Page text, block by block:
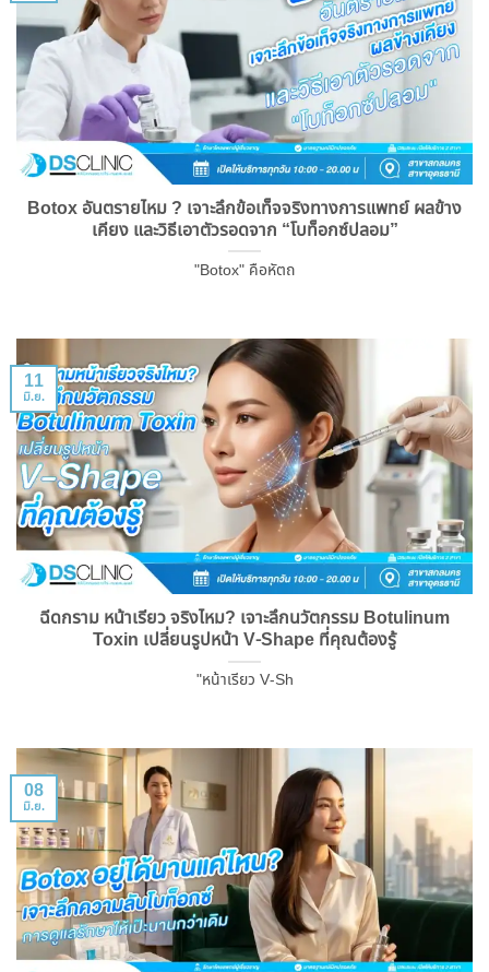
Botox อันตรายไหม ? เจาะลึกข้อเท็จจริงทางการแพทย์ ผลข้าง
เคียง และวิธีเอาตัวรอดจาก “โบท็อกซ์ปลอม”
"Botox" คือหัตถ
ฉีดกราม หน้าเรียว จริงไหม? เจาะลึกนวัตกรรม Botulinum
Toxin เปลี่ยนรูปหน้า V-Shape ที่คุณต้องรู้
"หน้าเรียว V-Sh
11
มิ.ย.
08
มิ.ย.